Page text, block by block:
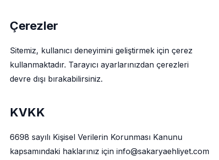
Çerezler
Sitemiz, kullanıcı deneyimini geliştirmek için çerez
kullanmaktadır. Tarayıcı ayarlarınızdan çerezleri
devre dışı bırakabilirsiniz.
KVKK
6698 sayılı Kişisel Verilerin Korunması Kanunu
kapsamındaki haklarınız için info@sakaryaehliyet.com